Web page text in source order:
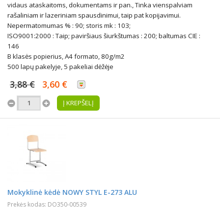
vidaus ataskaitoms, dokumentams ir pan., Tinka vienspalviam
rašaliniam ir lazeriniam spausdinimui, taip pat kopijavimui.
Nepermatomumas % : 90; storis mk : 103;
ISO9001:2000 : Taip; paviršiaus šiurkštumas : 200; baltumas CIE :
146
B klasės popierius, A4 formato, 80g/m2
500 lapų pakelyje, 5 pakeliai dėžėje
3,88 € 3,60 €
Į KREPŠELĮ
Mokyklinė kėdė NOWY STYL E-273 ALU
Prekės kodas: DO350-00539